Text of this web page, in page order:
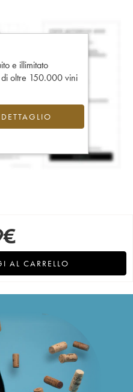
e illimitato
oltre 150.000 vini
€
AL CARRELLO